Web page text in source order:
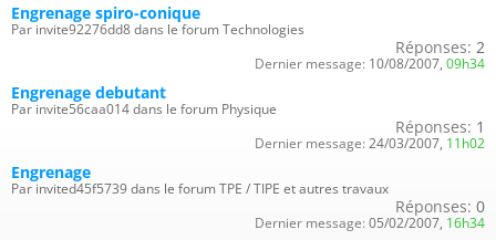
Engrenage spiro-conique
Par invite92276dd8 dans le forum Technologies
Réponses: 2
Dernier message: 10/08/2007, 09h34
Engrenage debutant
Par invite56caa014 dans le forum Physique
Réponses: 1
Dernier message: 24/03/2007, 11h02
Engrenage
Par invited45f5739 dans le forum TPE / TIPE et autres travaux
Réponses: 0
Dernier message: 05/02/2007, 16h34